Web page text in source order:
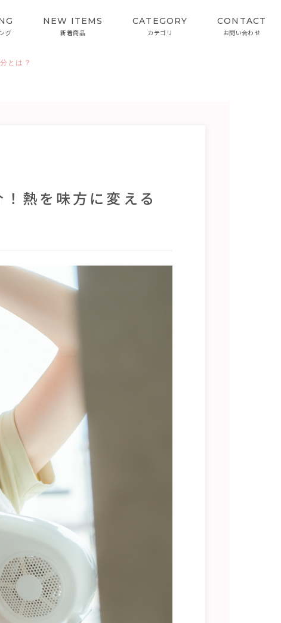
グ
NEW ITEMS
新着商品
CATEGORY
カテゴリ
CONTACT
お問い合わせ
とは？
熱を味方に変える